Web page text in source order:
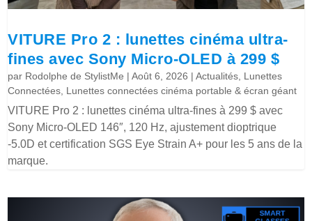
VITURE Pro 2 : lunettes cinéma ultra-
fines avec Sony Micro-OLED à 299 $
par Rodolphe de StylistMe |Août 6, 2026 |Actualités Lunettes
Connectées Lunettes connectées cinéma portable & écran géant
VITURE Pro 2 : lunettes cinéma ultra-fines à 299 $ avec
Sony Micro-OLED 146″, 120 Hz, ajustement dioptrique
-5.0D et certification SGS Eye Strain A+ pour les 5 ans de la
marque.